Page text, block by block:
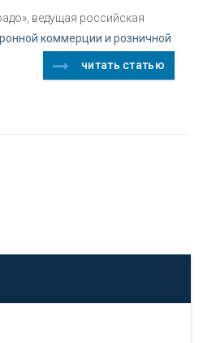
ведущая российская
коммерции и розничной
читать статью